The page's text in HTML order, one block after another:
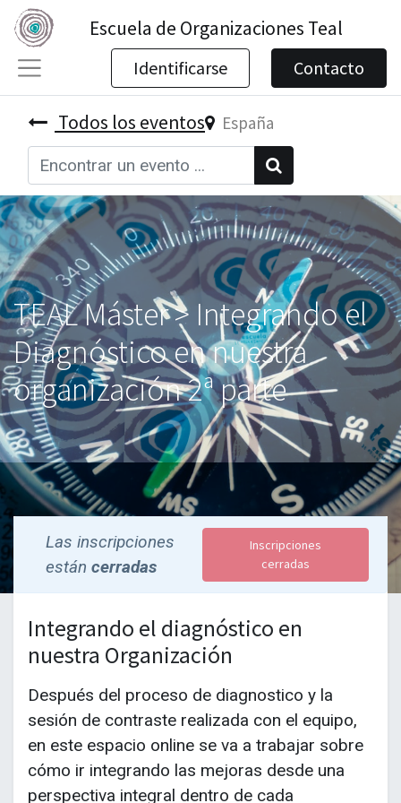
Escuela de Organizaciones Teal
Identificarse Contacto
Todos los eventos España
TEAL Máster > Integrando el
Diagnóstico en nuestra
organización 2ª parte
Las inscripciones
están cerradas
Inscripciones
cerradas
Integrando el diagnóstico en
nuestra Organización
Después del proceso de diagnostico y la
sesión de contraste realizada con el equipo,
en este espacio online se va a trabajar sobre
cómo ir integrando las mejoras desde una
perspectiva integral dentro de cada